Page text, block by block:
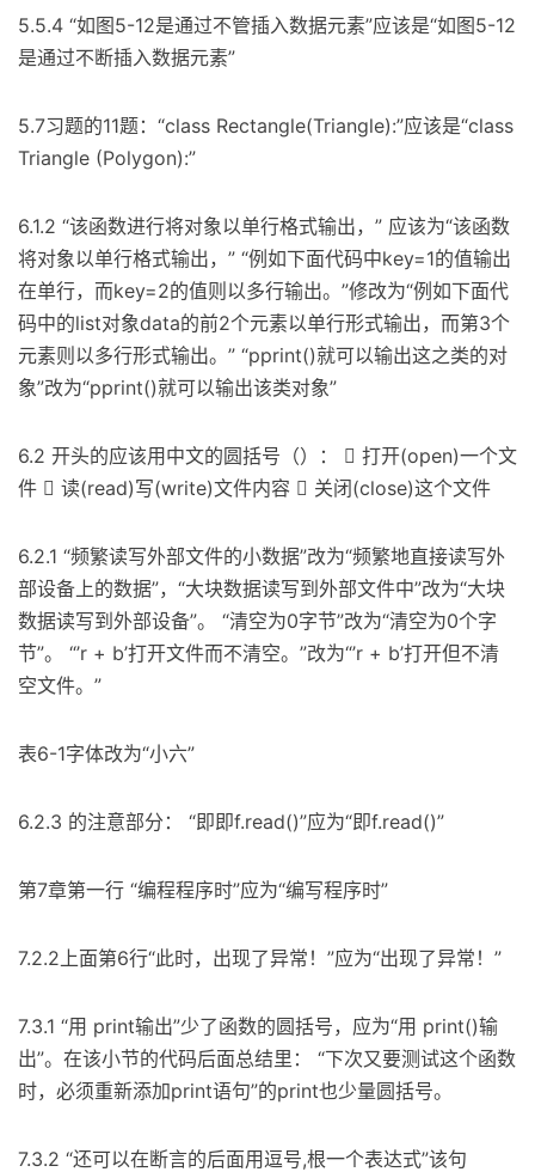
5.5.4 “如图5-12是通过不管插入数据元素”应该是“如图5-12
是通过不断插入数据元素”
5.7习题的11题：“class Rectangle(Triangle):”应该是“class
Triangle (Polygon):”
6.1.2 “该函数进行将对象以单行格式输出，” 应该为“该函数
将对象以单行格式输出，” “例如下面代码中key=1的值输出
在单行，而key=2的值则以多行输出。”修改为“例如下面代
码中的list对象data的前2个元素以单行形式输出，而第3个
元素则以多行形式输出。” “pprint()就可以输出这之类的对
象”改为“pprint()就可以输出该类对象”
6.2 开头的应该用中文的圆括号（）：  打开(open)一个文
件  读(read)写(write)文件内容  关闭(close)这个文件
6.2.1 “频繁读写外部文件的小数据”改为“频繁地直接读写外
部设备上的数据”，“大块数据读写到外部文件中”改为“大块
数据读写到外部设备”。 “清空为0字节”改为“清空为0个字
节”。 “’r + b’打开文件而不清空。”改为“’r + b’打开但不清
空文件。”
表6-1字体改为“小六”
6.2.3 的注意部分： “即即f.read()”应为“即f.read()”
第7章第一行 “编程程序时”应为“编写程序时”
7.2.2上面第6行“此时，出现了异常！”应为“出现了异常！”
7.3.1 “用 print输出”少了函数的圆括号，应为“用 print()输
出”。在该小节的代码后面总结里： “下次又要测试这个函数
时，必须重新添加print语句”的print也少量圆括号。
7.3.2 “还可以在断言的后面用逗号,根一个表达式”该句